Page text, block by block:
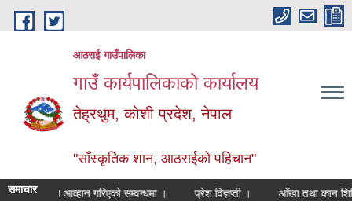
Skip to main content
आठराई गाउँपालिका
गाउँ कार्यपालिकाको कार्यालय
तेह्रथुम, कोशी प्रदेश, नेपाल
"साँस्कृतिक शान, आठराईको पहिचान"
समाचारआव्हान गरिएको सम्वन्धमा । प्रेश विज्ञप्ती । आँखा तथा कान शिबिर